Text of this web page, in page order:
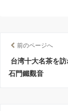
前のページへ
台湾十大名茶を
石門鐵觀音